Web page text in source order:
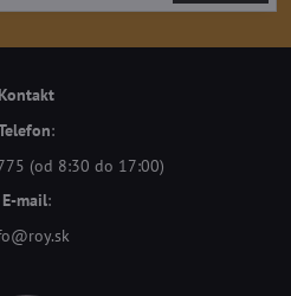
Kontakt
:
(od 8:30 do 17:00)
E-mail: